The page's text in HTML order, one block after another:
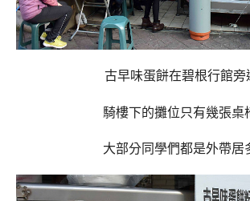
古早味蛋餅在碧根行館旁
騎樓下的攤位只有幾張桌
大部分同學們都是外帶居